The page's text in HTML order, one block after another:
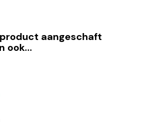
aangeschaft
ook...